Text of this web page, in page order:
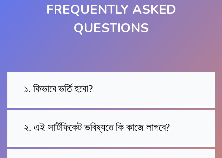
FREQUENTLY ASKED
QUESTIONS
১. কিভাবে ভর্তি হবো?
২. এই সার্টিফিকেট ভবিষ্যতে কি কাজে লাগবে?